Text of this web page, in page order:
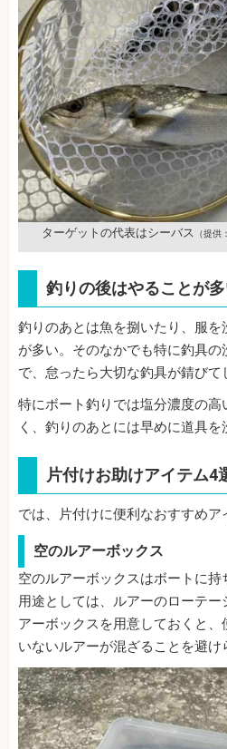
ターゲットの代表はシーバス （提供
釣りの後はやることが
釣りのあとは魚を捌いたり、服を
が多い。そのなかでも特に釣具
で、怠ったら大切な釣具が錆びて
特にボート釣りでは塩分濃度の
く、釣りのあとには早めに道具を
片付けお助けアイテム4
では、片付けに便利なおすすめア
空のルアーボックス
空のルアーボックスはボートに
用途としては、ルアーのローテ
アーボックスを用意しておくと
いないルアーが混ざることを避け